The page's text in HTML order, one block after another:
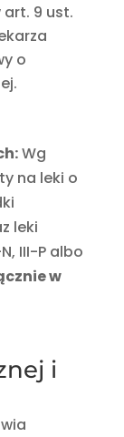
9 ust.
o
Wg
na leki o
leki
III-P albo
w
i